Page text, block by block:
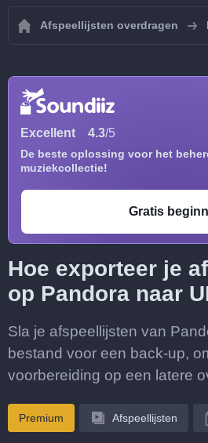
Afspeellijsten overdragen
Excellent 4.3/5
De beste oplossing voor het
muziekcollectie!
Gratis
Hoe exporteer je
op Pandora naar
Sla je afspeellijsten van
bestand voor een back-up,
voorbereiding op een latere
Premium Afspeellijsten